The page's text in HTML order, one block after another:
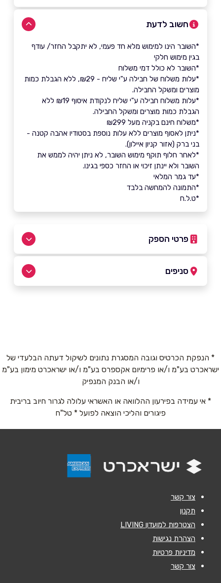
חשוב לדעת
*השובר הינו למימוש מלא חד פעמי, לא יתקבל החזר/ עודף
בגין מימוש חלקי
*השובר לא כולל דמי משלוח
*עלות משלוח של חבילה ע"י שליח - ₪29, ללא הגבלת כמות
מוצרים ומשקל החבילה.
*עלות משלוח חבילה ע"י שליח לנקודת איסוף ₪19 ללא
הגבלת כמות מוצרים ומשקל החבילה.
*משלוח חינם בקניה מעל ₪299
*ניתן לאסוף מוצרים ללא עלות נוספת בסטודיו אהבה קטנה -
בני ברק (אזור קניון איילון).
*לאחר חלוף תוקף מימוש השובר, לא ניתן יהיה לממש את
השובר ולא יינתן זיכוי או החזר כספי בגינו.
*עד גמר המלאי
*התמונה להמחשה בלבד
*ט.ל.ח
פרטי הספק
סניפים
* הנפקת הכרטיס וגובה המסגרת נתונים לשיקול דעתה הבלעדי של
ישראכרט בע"מ ו/או פרימיום אקספרס בע"מ ו/או ישראכרט מימון בע"מ
ו/או הבנק המנפיק
* אי עמידה בפירעון ההלוואה או האשראי עלולה לגרור חיוב בריבית
פיגורים והליכי הוצאה לפועל * טל"ח
צור קשר
תקנון
הצטרפות למועדון LIVING
הצהרת נגישות
מדיניות פרטיות
צור קשר